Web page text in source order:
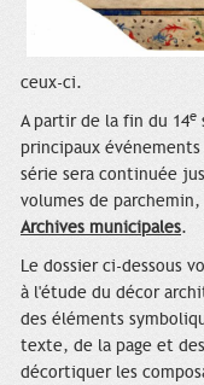
ceux-ci.
A partir de la fin du 14e
principaux
série sera continuée
volumes de
Archives municipales.
Le dossier ci-dessous
à l'étude du décor
des éléments
texte, de la page et
décortiquer les